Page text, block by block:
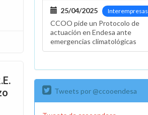
Interempresas
25/04/2025
CCOO pide un Protocolo de
actuación en Endesa ante
emergencias climatológicas
Tweets por @ccooendesa